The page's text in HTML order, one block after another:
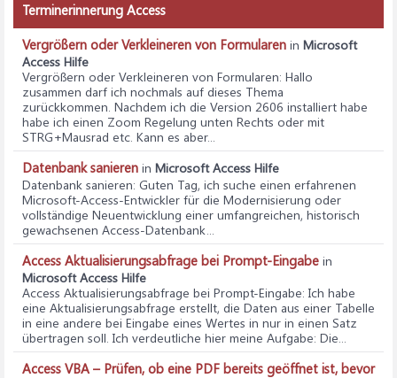
Terminerinnerung Access
Vergrößern oder Verkleineren von Formularen in Microsoft
Access Hilfe
Vergrößern oder Verkleineren von Formularen: Hallo
zusammen darf ich nochmals auf dieses Thema
zurückkommen. Nachdem ich die Version 2606 installiert habe
habe ich einen Zoom Regelung unten Rechts oder mit
STRG+Mausrad etc. Kann es aber...
Datenbank sanieren in Microsoft Access Hilfe
Datenbank sanieren: Guten Tag, ich suche einen erfahrenen
Microsoft‑Access‑Entwickler für die Modernisierung oder
vollständige Neuentwicklung einer umfangreichen, historisch
gewachsenen Access‑Datenbank...
Access Aktualisierungsabfrage bei Prompt-Eingabe in
Microsoft Access Hilfe
Access Aktualisierungsabfrage bei Prompt-Eingabe: Ich habe
eine Aktualisierungsabfrage erstellt, die Daten aus einer Tabelle
in eine andere bei Eingabe eines Wertes in nur in einen Satz
übertragen soll. Ich verdeutliche hier meine Aufgabe: Die...
Access VBA – Prüfen, ob eine PDF bereits geöffnet ist, bevor